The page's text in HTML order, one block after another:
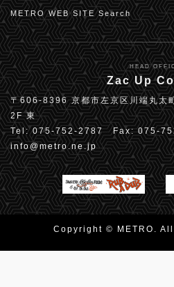
METRO WEB SITE Search
HEAD
Zac Up
〒606-8396 京都市左京区川端丸
2F 東
Tel: 075-752-2787 Fax: 075-
info@metro.ne.jp
Copyright © METRO.